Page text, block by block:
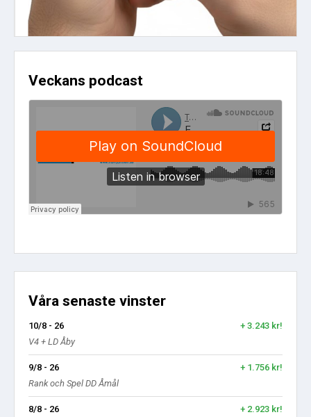
Veckans podcast
Våra senaste vinster
10/8 - 26
+ 3.243 kr!
V4 + LD Åby
9/8 - 26
+ 1.756 kr!
Rank och Spel DD Åmål
8/8 - 26
+ 2.923 kr!